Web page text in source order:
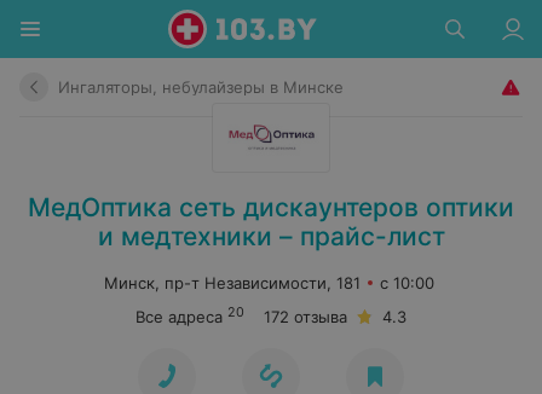
Ингаляторы, небулайзеры в Минске
МедОптика сеть дискаунтеров оптики
и медтехники – прайс-лист
Минск, пр-т Независимости, 181
с 10:00
Все адреса 20 172 отзыва 4.3